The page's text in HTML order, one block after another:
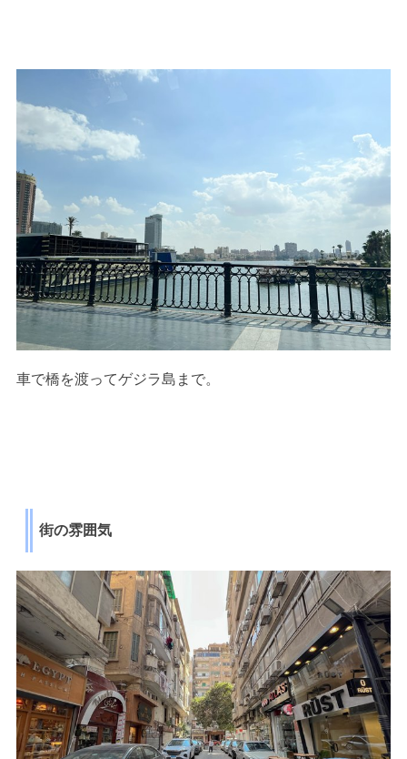
車で橋を渡ってゲジラ島まで。
街の雰囲気